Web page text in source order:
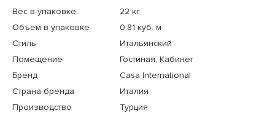
Вес в упаковке
22 кг
Объем в упаковке
0.81 куб. м
Стиль
Итальянский
Помещение
Гостиная, Кабинет
Бренд
Casa International
Страна бренда
Италия
Производство
Турция